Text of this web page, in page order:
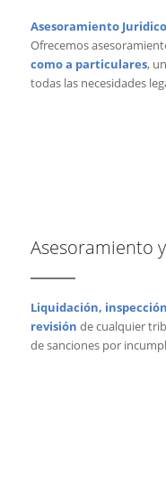
Asesoramiento
Ofrecemos
como a particulares,
todas las necesidades
Asesoramiento
Liquidación,
revisión de cualquier
de sanciones por